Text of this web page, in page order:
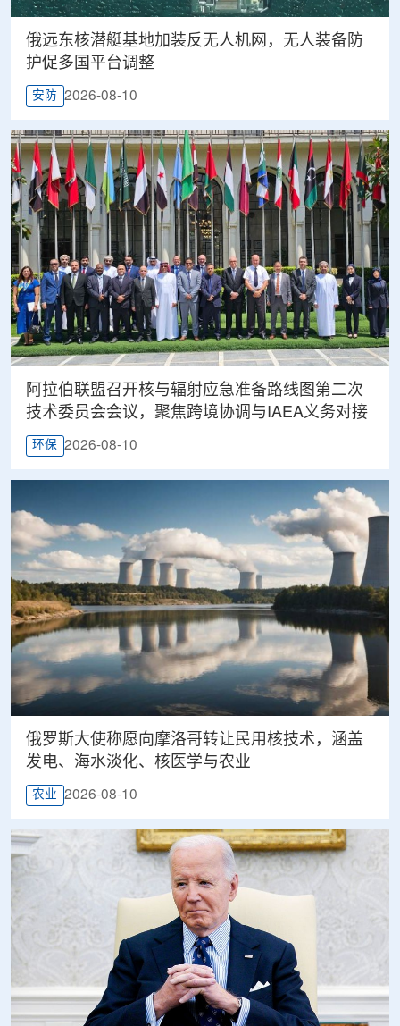
俄远东核潜艇基地加装反无人机网，无人装备防
护促多国平台调整
安防 2026-08-10
阿拉伯联盟召开核与辐射应急准备路线图第二次
技术委员会会议，聚焦跨境协调与IAEA义务对接
环保 2026-08-10
俄罗斯大使称愿向摩洛哥转让民用核技术，涵盖
发电、海水淡化、核医学与农业
农业 2026-08-10